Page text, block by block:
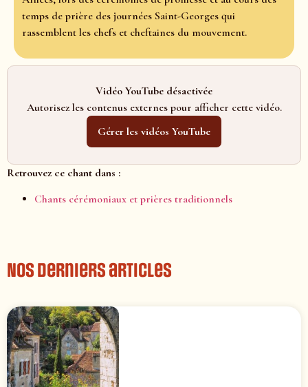
temps de prière des journées Saint-Georges qui
rassemblent les chefs et cheftaines du mouvement.
Vidéo YouTube désactivée
Autorisez les contenus externes pour afficher cette vidéo.
Gérer les vidéos YouTube
Retrouvez ce chant dans :
Chants cérémoniaux et prières traditionnels
Nos derniers articles